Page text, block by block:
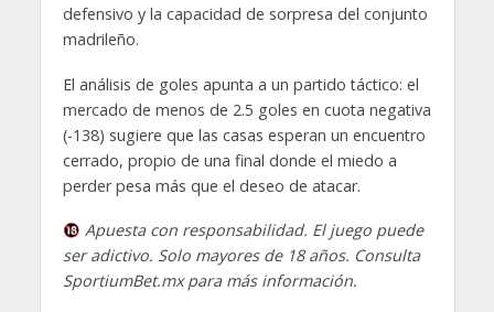
defensivo y la capacidad de sorpresa del conjunto
madrileño.
El análisis de goles apunta a un partido táctico: el
mercado de menos de 2.5 goles en cuota negativa
(-138) sugiere que las casas esperan un encuentro
cerrado, propio de una final donde el miedo a
perder pesa más que el deseo de atacar.
Apuesta con responsabilidad. El juego puede
ser adictivo. Solo mayores de 18 años. Consulta
SportiumBet.mx para más información.